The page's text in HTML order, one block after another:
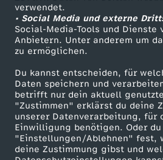
verwendet.
• Social Media und externe
Social-Media-Tools und Dienste
Anbietern. Unter anderem um
zu ermöglichen.
Du kannst entscheiden, für
Daten speichern und
betrifft nur dein aktuell
"Zustimmen" erklärst du deine
unserer Datenverarbeitung, für
Einwilligung benötigen. Oder
"Einstellungen/Ablehnen" fest,
deine Zustimmung gibst und
e
f
ä
h
r
ZDF Unternehmen
Karriere
ZDF goes Schule
Werbefernsehen
Mainzelmännchen